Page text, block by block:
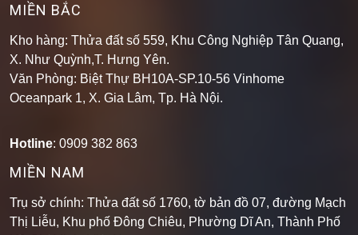
MIỀN BẮC
Kho hàng: Thửa đất số 559, Khu Công Nghiệp Tân Quang,
X. Như Quỳnh,T. Hưng Yên.
Văn Phòng: Biệt Thự BH10A-SP.10-56 Vinhome
Oceanpark 1, X. Gia Lâm, Tp. Hà Nội.
Hotline: 0909 382 863
MIỀN NAM
Trụ sở chính: Thửa đất số 1760, tờ bản đồ 07, đường Mạch
Thị Liễu, Khu phố Đông Chiêu, Phường Dĩ An, Thành Phố